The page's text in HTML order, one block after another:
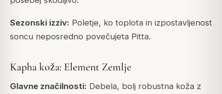
Sezonski izziv: Poletje, ko toplota in izpostavljenost
soncu neposredno povečujeta Pitta.
Kapha koža: Element Zemlje
Glavne značilnosti: Debela, bolj robustna koža z